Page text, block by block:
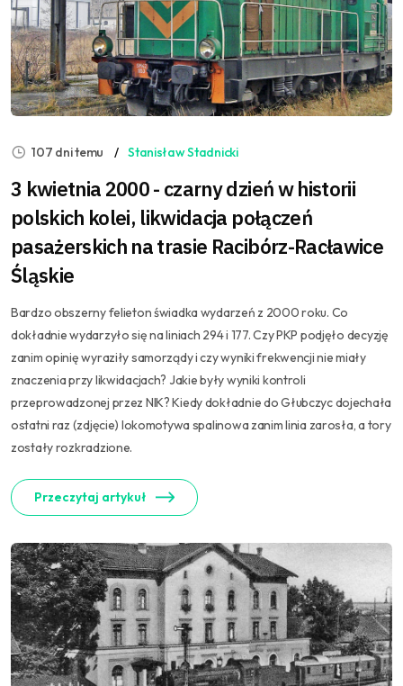
107 dni temu Stanisław Stadnicki
3 kwietnia 2000 - czarny dzień w historii
polskich kolei, likwidacja połączeń
pasażerskich na trasie Racibórz-Racławice
Śląskie
Bardzo obszerny felieton świadka wydarzeń z 2000 roku. Co
dokładnie wydarzyło się na liniach 294 i 177. Czy PKP podjęło decyzję
zanim opinię wyraziły samorządy i czy wyniki frekwencji nie miały
znaczenia przy likwidacjach? Jakie były wyniki kontroli
przeprowadzonej przez NIK? Kiedy dokładnie do Głubczyc dojechała
ostatni raz (zdjęcie) lokomotywa spalinowa zanim linia zarosła, a tory
zostały rozkradzione.
Przeczytaj artykuł